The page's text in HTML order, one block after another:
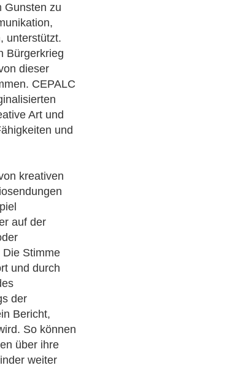
Gunsten zu
unterstützt.
Bürgerkrieg
dieser
CEPALC
Art und
und
kreativen
auf der
Die Stimme
und durch
der
Bericht,
So können
über ihre
weiter